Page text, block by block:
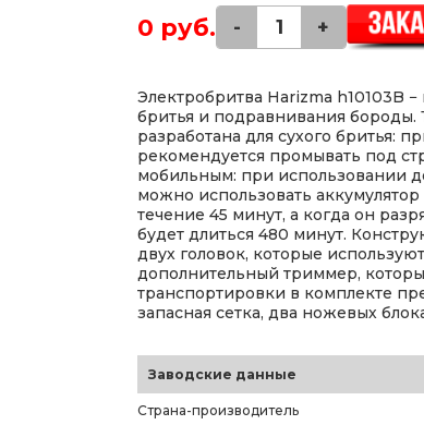
0 руб. - +
Электробритва Harizma h10103B
бритья и подравнивания
разработана для сухого бритья:
рекомендуется промывать под
мобильным: при использовании
можно использовать
течение 45 минут, а когда он
будет длиться 480 минут.
двух головок, которые
дополнительный триммер,
транспортировки в комплекте
запасная сетка, два ножевых
Заводские данные
Страна-производитель